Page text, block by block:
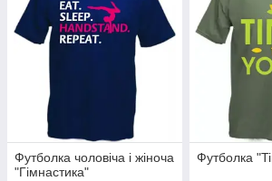
Футболка чоловіча і жіноча
"Гімнастика"
Футболка